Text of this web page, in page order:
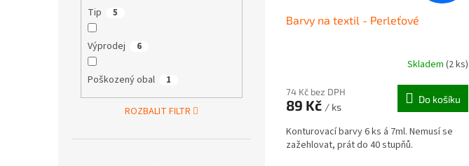
Tip 5
Výprodej 6
Poškozený obal 1
ROZBALIT FILTR
Barvy na textil - Perleťové
Skladem (2 ks)
74 Kč bez DPH
89 Kč / ks
Do košíku
Konturovací barvy 6 ks á 7ml. Nemusí se
zažehlovat, prát do 40 stupňů.